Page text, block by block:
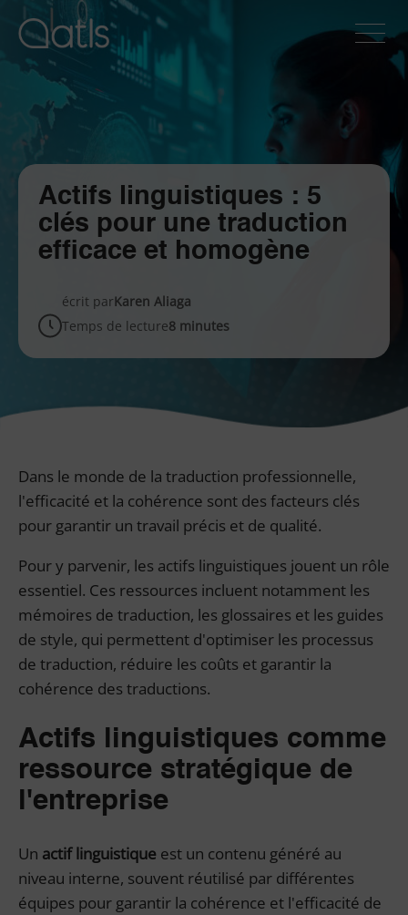
Actifs linguistiques : 5
clés pour une traduction
efficace et homogène
écrit parKaren Aliaga
Temps de lecture8 minutes
Dans le monde de la traduction professionnelle,
l'efficacité et la cohérence sont des facteurs clés
pour garantir un travail précis et de qualité.
Pour y parvenir, les actifs linguistiques jouent un rôle
essentiel. Ces ressources incluent notamment les
mémoires de traduction, les glossaires et les guides
de style, qui permettent d'optimiser les processus
de traduction, réduire les coûts et garantir la
cohérence des traductions.
Actifs linguistiques comme
ressource stratégique de
l'entreprise
Un actif linguistique est un contenu généré au
niveau interne, souvent réutilisé par différentes
équipes pour garantir la cohérence et l'efficacité de